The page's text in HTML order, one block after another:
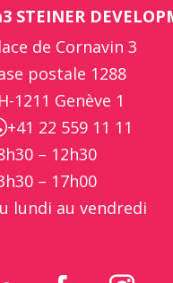
STEINER
de Cornavin 3
postale 1288
1211 Genève 1
+41 22 559 11 11
– 12h30
– 17h00
lundi au vendredi